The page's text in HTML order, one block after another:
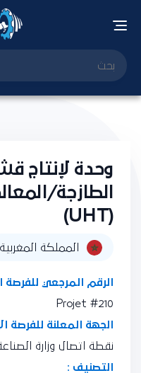
وحدة لإنتاج
الطازجة/
(UHT)
المملكة المغربية
الرقم المرجعي للفرصة
Projet #210
الجهة المعلنة للفرصة
نقطة اتصال وزارة
التصنيف :